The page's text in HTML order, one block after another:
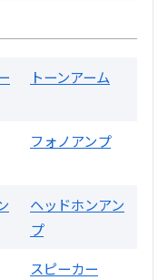
ジオ SRF-
ださい
トーンアーム
フォノアンプ
ヘッドホンアン
プ
スピーカー